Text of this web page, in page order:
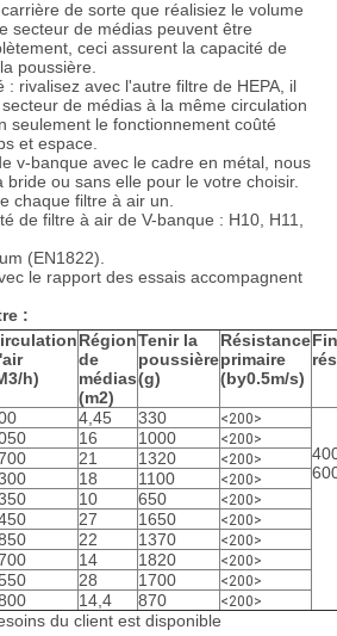
de sorte que réalisiez le volume
secteur de médias peuvent être
ceci assurent la capacité de
poussière.
: rivalisez avec l'autre filtre de HEPA, il
de médias à la même circulation
seulement le fonctionnement coûté
et espace.
v-banque avec le cadre en métal, nous
bride ou sans elle pour le votre choisir.
chaque filtre à air un.
de filtre à air de V-banque : H10, H11,
(EN1822).
le rapport des essais accompagnent
:
h)
Région
de
médias
(m2)
Tenir la
poussière
(g)
Résistance
primaire
(by0.5m/s)
4,45 330 <200>
16 1000 <200>
21 1320 <200>
18 1100 <200>
10 650 <200>
27 1650 <200>
22 1370 <200>
14 1820 <200>
28 1700 <200>
14,4 870 <200>
du client est disponible